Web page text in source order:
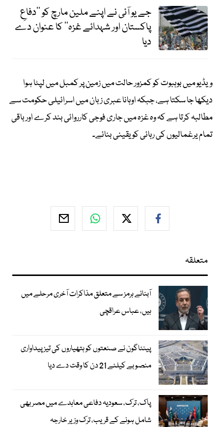
جے یو آئی نے اپنے ملین مارچ کو ’’دفاعِ
پاکستان اور شہدائے غزہ‘‘ کا عنوان دے
دیا
ویڈیو میں بوہبوت کو کمزور حالت میں زمین پر کمبل میں لپٹا ہوا
دیکھا جا سکتا ہے، جبکہ اوہانا عبری زبان میں اسرائیلی حکومت سے
مطالبہ کرتا ہے کہ وہ غزہ میں جاری فوجی کارروائی بند کرے اور باقی
تمام یرغمالیوں کی رہائی کو یقینی بنائے۔
متعلقہ
آبنائے ہرمز سے متعلق مذاکرات آخری مرحلے میں
ہیں، عباس عراقچی
پینٹاگون نے صنعتوں کو ہتھیاروں کی تیز پیداواری
منصوبے کیلئے 21 دن کا وقت دے دیا
پاک، ترک، سعودیہ دفاعی معاہدے میں مصر بھی
شامل ہونے کے قریب، ترک وزیر خارجہ